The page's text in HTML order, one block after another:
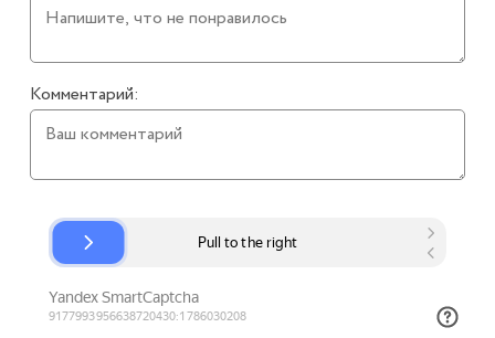
Комментарий: